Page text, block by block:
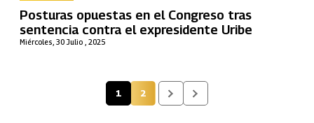
Miércoles, 30 Julio , 2025
Posturas opuestas en el Congreso tras
sentencia contra el expresidente Uribe
Página actual
1 Página
2